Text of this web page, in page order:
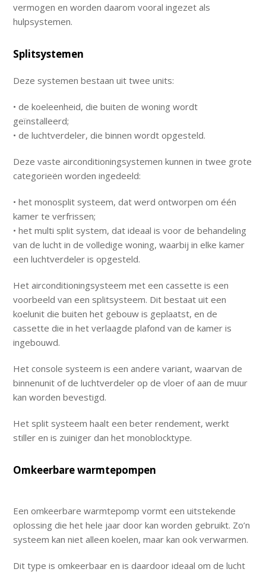
vermogen en worden daarom vooral ingezet als
hulpsystemen.
Splitsystemen
Deze systemen bestaan uit twee units:
• de koeleenheid, die buiten de woning wordt
geïnstalleerd;
• de luchtverdeler, die binnen wordt opgesteld.
Deze vaste airconditioningsystemen kunnen in twee grote
categorieën worden ingedeeld:
• het monosplit systeem, dat werd ontworpen om één
kamer te verfrissen;
• het multi split system, dat ideaal is voor de behandeling
van de lucht in de volledige woning, waarbij in elke kamer
een luchtverdeler is opgesteld.
Het airconditioningsysteem met een cassette is een
voorbeeld van een splitsysteem. Dit bestaat uit een
koelunit die buiten het gebouw is geplaatst, en de
cassette die in het verlaagde plafond van de kamer is
ingebouwd.
Het console systeem is een andere variant, waarvan de
binnenunit of de luchtverdeler op de vloer of aan de muur
kan worden bevestigd.
Het split systeem haalt een beter rendement, werkt
stiller en is zuiniger dan het monoblocktype.
Omkeerbare warmtepompen
Een omkeerbare warmtepomp vormt een uitstekende
oplossing die het hele jaar door kan worden gebruikt. Zo’n
systeem kan niet alleen koelen, maar kan ook verwarmen.
Dit type is omkeerbaar en is daardoor ideaal om de lucht